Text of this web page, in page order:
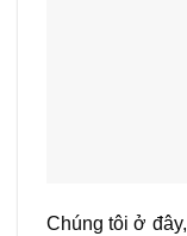
Chúng tôi ở